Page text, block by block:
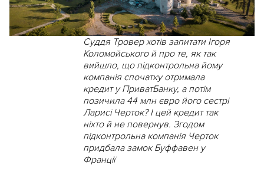
Суддя Тровер хотів запитати Ігоря
Коломойського й про те, як так
вийшло, що підконтрольна йому
компанія спочатку отримала
кредит у ПриватБанку, а потім
позичила 44 млн євро його сестрі
Ларисі Черток? І цей кредит так
ніхто й не повернув. Згодом
підконтрольна компанія Черток
придбала замок Буффавен у
Франції